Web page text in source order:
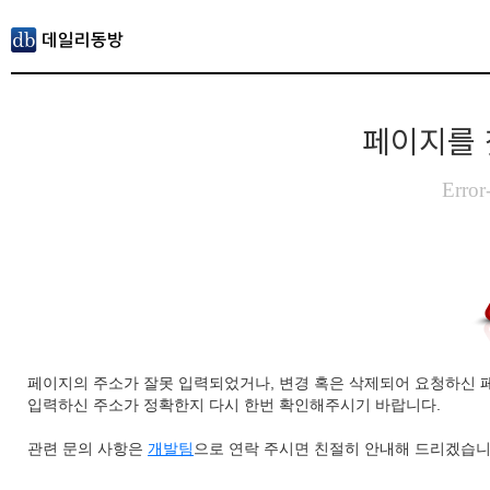
페이지를
페이지의 주소가 잘못 입력되었거나, 변경 혹은 삭제되어 요청하신
입력하신 주소가 정확한지 다시 한번 확인해주시기 바랍니다.
관련 문의 사항은 개발팀 으로 연락 주시면 친절히 안내해 드리겠습